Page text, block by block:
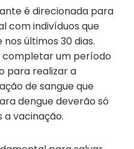
é direcionada para
com indivíduos que
últimos 30 dias.
completar um período
para realizar a
de sangue que
dengue deverão só
a vacinação.